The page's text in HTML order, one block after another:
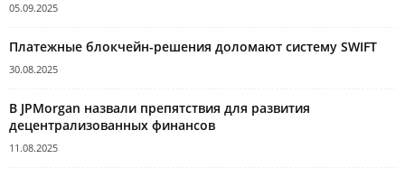
05.09.2025
Платежные блокчейн-решения доломают систему SWIFT
30.08.2025
В JPMorgan назвали препятствия для развития
децентрализованных финансов
11.08.2025